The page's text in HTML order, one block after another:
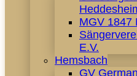
MGV 1847
E.V.
Hemsbach
GV